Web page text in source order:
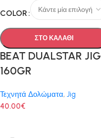
COLOR
ΣΤΟ ΚΑΛΑΘΙ
BEAT DUALSTAR JIG
160GR
Τεχνητά Δολώματα, Jig
40.00€